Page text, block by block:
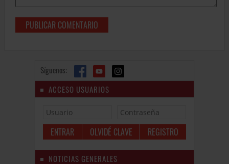
Síguenos:
ACCESO USUARIOS
OLVIDÉ CLAVE REGISTRO
NOTICIAS GENERALES